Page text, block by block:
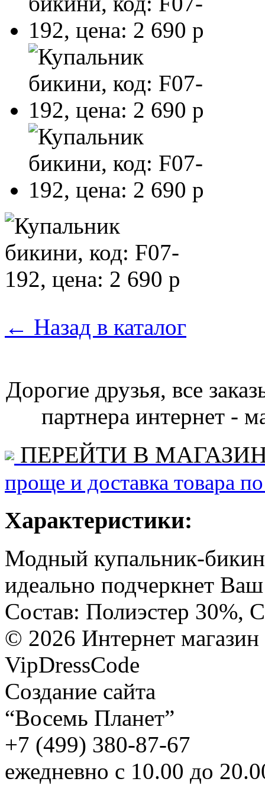
← Назад в каталог
Дорогие друзья, все
партнера интернет -
ПЕРЕЙТИ В
проще и доставка товара
Характеристики:
Модный купальник-
идеально подчеркнет Ваш
Состав: Полиэстер 30%,
© 2026 Интернет магазин
VipDressCode
Создание сайта
“Восемь Планет”
+7 (499) 380-87-67
ежедневно с 10.00 до